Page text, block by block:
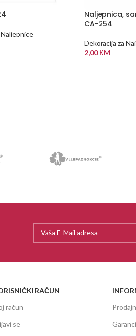
Naljepnice
Naljepnica,
CA-254
Dekoracija za
2,00KM
RAČUN
račun
se